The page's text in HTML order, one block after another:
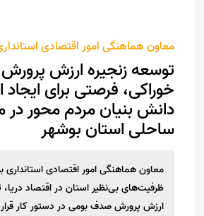
معاون هماهنگی امور اقتصادی
توسعه زنجیره‌ ارزش
خوراکی، فرصتی برای
دانش بنیان مردم محور در
ساحلی استان بوشهر
معاون هماهنگی امور اقتصادی استانداری
ظرفیت‌های بی‌نظیر استان در اقتصاد دریا،
ارزش پرورش صدف بومی در دستور کار قرار